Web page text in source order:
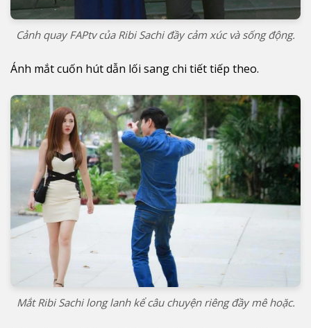
Cảnh quay FAPtv của Ribi Sachi đầy cảm xúc và sống động.
Ánh mắt cuốn hút dẫn lối sang chi tiết tiếp theo.
Mắt Ribi Sachi long lanh kể câu chuyện riêng đầy mê hoặc.